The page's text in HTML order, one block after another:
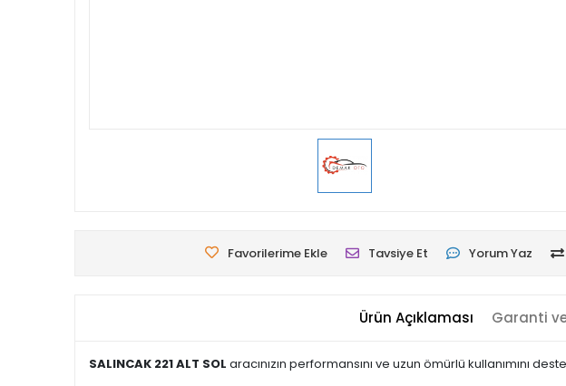
Favorilerime Ekle Tavsiye Et Yorum Yaz
Ürün Açıklaması Garanti
SALINCAK 221 ALT SOL aracınızın performansını ve uzun ömürlü kullanımını